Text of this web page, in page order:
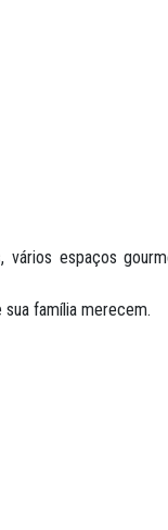
vários espaços
família merecem.